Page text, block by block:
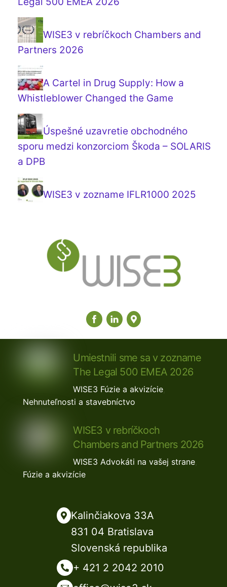
WISE3 v rebríčkoch Chambers and
Partners 2026
A Cartel in Drug Supply: How a
Whistleblower Changed the Game
Úspešné uzavretie obchodného
sporu medzi konzorciom Škoda – SOLARIS
a DPB
WISE3 v zozname IFLR1000 2025
Umiestnili sme sa v zozname
The Legal 500 EMEA 2026
WISE3 Fúzie a akvizície
Nehnuteľnosti a stavebníctvo
WISE3 v rebríčkoch
Chambers and Partners 2026
WISE3 Advokáti na vašej strane,
Fúzie a akvizície
Kalinčiakova 33A
831 04 Bratislava
Slovenská republika
+ 421 2 2042 2010